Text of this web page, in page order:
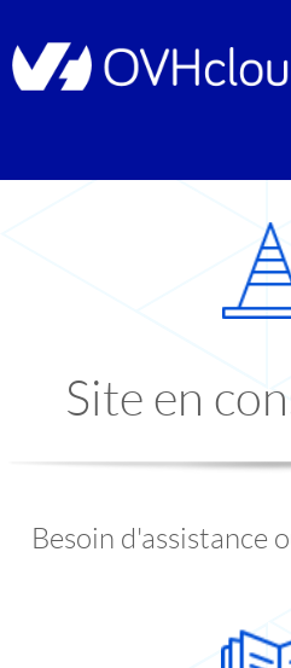
Site en
Besoin d'assistance